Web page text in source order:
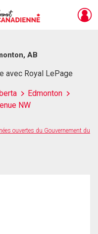
AB
avec Royal LePage
Edmonton
NW
ouvertes du Gouvernement du